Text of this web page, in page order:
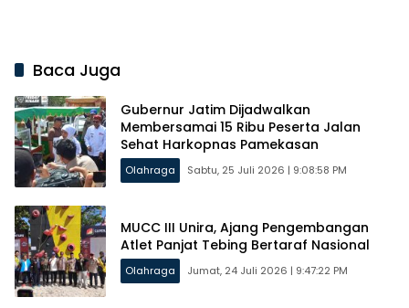
Baca Juga
Gubernur Jatim Dijadwalkan
Membersamai 15 Ribu Peserta Jalan
Sehat Harkopnas Pamekasan
Olahraga Sabtu, 25 Juli 2026 | 9:08:58 PM
MUCC III Unira, Ajang Pengembangan
Atlet Panjat Tebing Bertaraf Nasional
Olahraga Jumat, 24 Juli 2026 | 9:47:22 PM